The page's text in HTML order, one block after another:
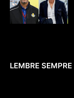
LEMBRE SEMPRE